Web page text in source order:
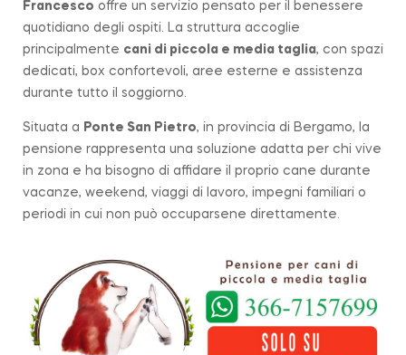
Francesco offre un servizio pensato per il benessere
quotidiano degli ospiti. La struttura accoglie
principalmente cani di piccola e media taglia, con spazi
dedicati, box confortevoli, aree esterne e assistenza
durante tutto il soggiorno.
Situata a Ponte San Pietro, in provincia di Bergamo, la
pensione rappresenta una soluzione adatta per chi vive
in zona e ha bisogno di affidare il proprio cane durante
vacanze, weekend, viaggi di lavoro, impegni familiari o
periodi in cui non può occuparsene direttamente.